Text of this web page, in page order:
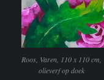
Roos, Varen, 110 x 110 cm,
olieverf op doek